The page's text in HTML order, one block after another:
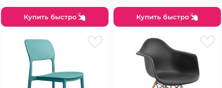
Купить быстро Купить быстро